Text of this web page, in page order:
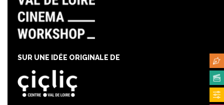
SUR UNE IDÉE ORIGINALE DE